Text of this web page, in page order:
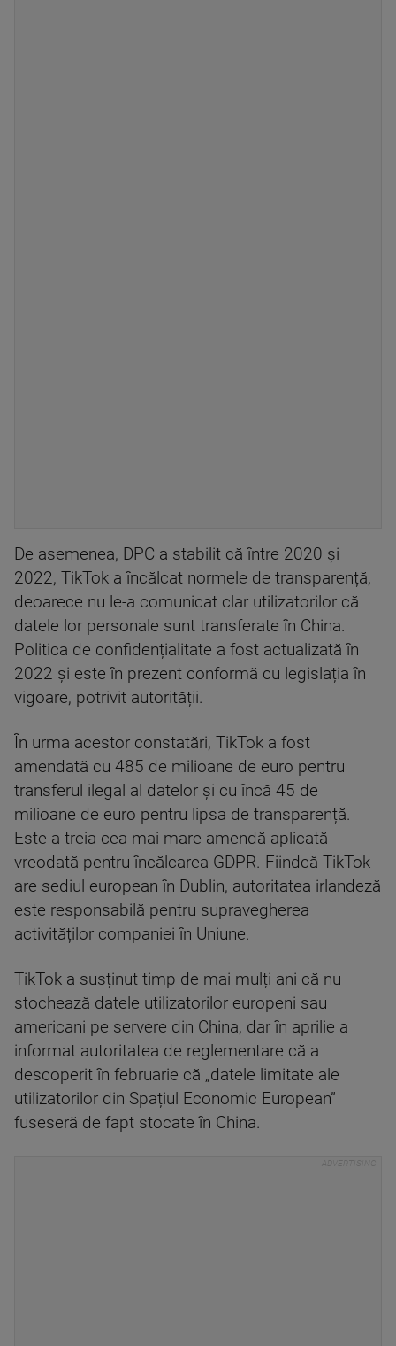
De asemenea, DPC a stabilit că între 2020 și
2022, TikTok a încălcat normele de transparență,
deoarece nu le-a comunicat clar utilizatorilor că
datele lor personale sunt transferate în China.
Politica de confidențialitate a fost actualizată în
2022 și este în prezent conformă cu legislația în
vigoare, potrivit autorității.
În urma acestor constatări, TikTok a fost
amendată cu 485 de milioane de euro pentru
transferul ilegal al datelor și cu încă 45 de
milioane de euro pentru lipsa de transparență.
Este a treia cea mai mare amendă aplicată
vreodată pentru încălcarea GDPR. Fiindcă TikTok
are sediul european în Dublin, autoritatea irlandeză
este responsabilă pentru supravegherea
activităților companiei în Uniune.
TikTok a susținut timp de mai mulți ani că nu
stochează datele utilizatorilor europeni sau
americani pe servere din China, dar în aprilie a
informat autoritatea de reglementare că a
descoperit în februarie că „datele limitate ale
utilizatorilor din Spațiul Economic European”
fuseseră de fapt stocate în China.